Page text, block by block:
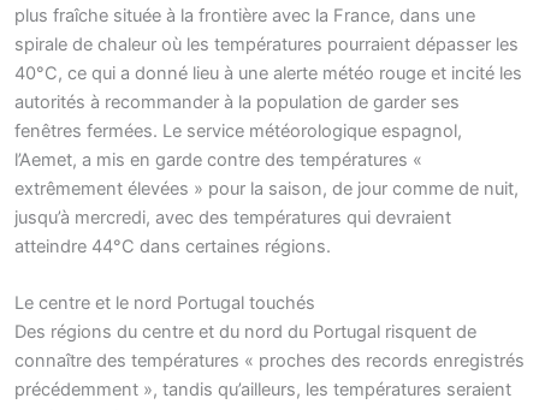
plus fraîche située à la frontière avec la France, dans une
spirale de chaleur où les températures pourraient dépasser les
40°C, ce qui a donné lieu à une alerte météo rouge et incité les
autorités à recommander à la population de garder ses
fenêtres fermées. Le service météorologique espagnol,
l’Aemet, a mis en garde contre des températures «
extrêmement élevées » pour la saison, de jour comme de nuit,
jusqu’à mercredi, avec des températures qui devraient
atteindre 44°C dans certaines régions.
Le centre et le nord Portugal touchés
Des régions du centre et du nord du Portugal risquent de
connaître des températures « proches des records enregistrés
précédemment », tandis qu’ailleurs, les températures seraient